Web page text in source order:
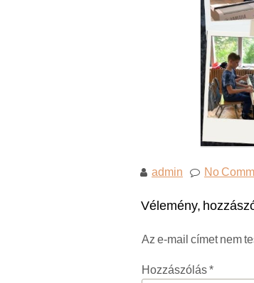
admin No
Vélemény,
Az e-mail címet nem
Hozzászólás*